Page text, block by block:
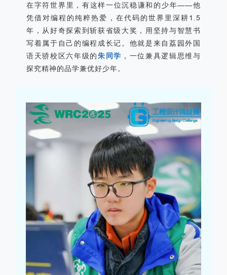
在字符世界里，有这样一位沉稳谦和的少年——他
凭借对编程的纯粹热爱，在代码的世界里深耕1.5
年，从好奇探索到斩获省级大奖，用坚持与智慧书
写着属于自己的编程成长记。他就是来自荔园外国
语天骄校区六年级的朱同学 ，一位兼具逻辑思维与
探究精神的品学兼优好少年。